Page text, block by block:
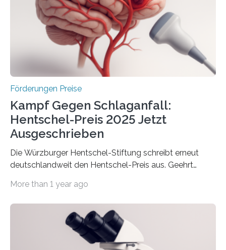
Innovationskompetenz INNO-KOM. Auf dem
Innovationstag Mittelstand 2025 am 5. Juni 2025 in
Berlin überbrachte das Bundesministerium für
Wirtschaft und Energie eine gute Nachricht:
Überplanmäßige Verpflichtungsermächtigungen in
Förderungen Preise
Kampf Gegen Schlaganfall:
Hentschel-Preis 2025 Jetzt
Ausgeschrieben
Die Würzburger Hentschel-Stiftung schreibt erneut
deutschlandweit den Hentschel-Preis aus. Geehrt
hochrangige wissenschaftliche Publikation zum Thema
Schlaganfall“ mit Sitz in Würzburg fördert die
Schlaganfallforschung, um die Behandlung der
Betroffenen zu verbessern. Dazu schreibt sie auch in
More than 1 year ago